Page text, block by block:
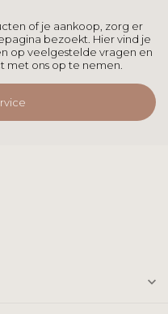
of je aankoop, zorg er
bezoekt. Hier vind je
op veelgestelde vragen en
met ons op te nemen.